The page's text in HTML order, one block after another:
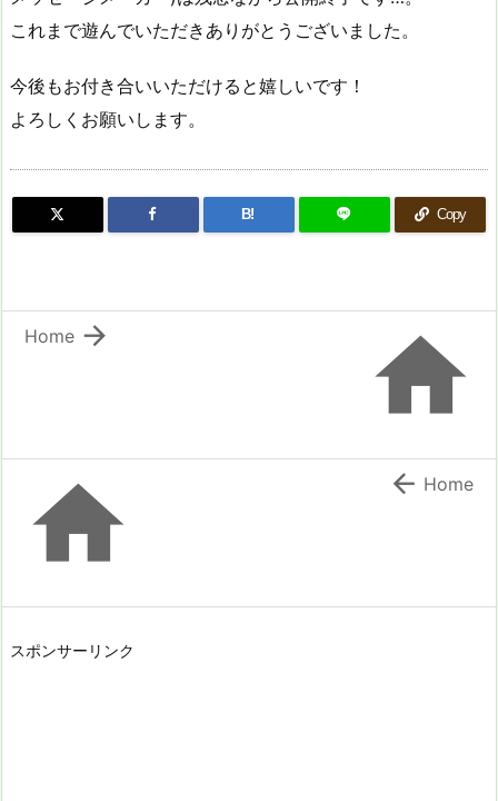
これまで遊んでいただきありがとうございました。
今後もお付き合いいただけると嬉しいです！
よろしくお願いします。
B! Copy


Home
  Home
スポンサーリンク